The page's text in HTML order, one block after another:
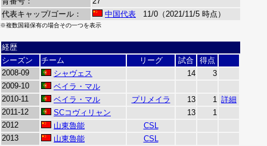
代表キャップ/ゴール：
中国代表 11/0（2021/11/5 時点）
※複数国籍保有の場合その一つを表示
経歴
シーズン
チーム リーグ 試合
得点
2008-09
シャヴェス 14
3
2009-10
ベイラ・マル
2010-11
ベイラ・マル プリメイラ 13 1 詳細
2011-12
SCコヴィリャン 13
1
2012
山東魯能
CSL
2013
山東魯能
CSL